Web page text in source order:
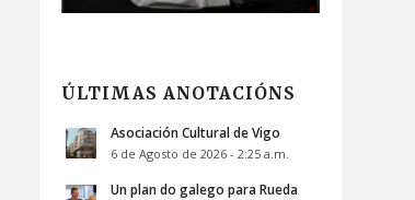
ÚLTIMAS ANOTACIÓNS
Asociación Cultural de Vigo
6 de Agosto de 2026 - 2:25 a.m.
Un plan do galego para Rueda